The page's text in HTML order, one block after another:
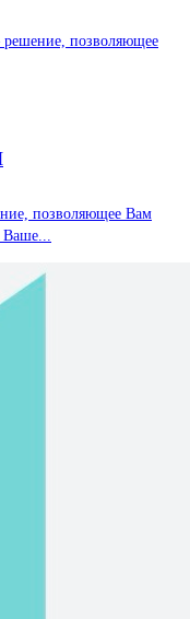
позволяющее
позволяющее Вам